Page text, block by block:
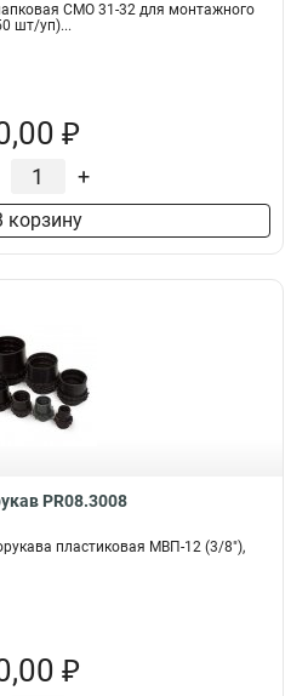
СМО 31-32 для монтажного
шт/уп)...
₽
+
корзину
PR08.3008
пластиковая МВП-12 (3/8"),
₽